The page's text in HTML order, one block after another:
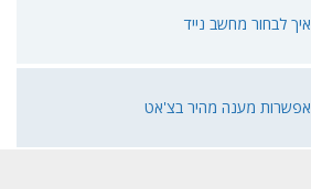
איך לבחור מחשב נייד
אפשרות מענה מהיר בצ'אט